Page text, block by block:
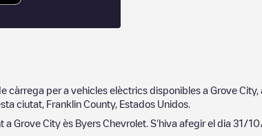
càrrega per a vehicles elèctrics disponibles a Grove City,
ciutat, Franklin County, Estados Unidos
a Grove City ès Byers Chevrolet . S'hiva afegir el dia 31/